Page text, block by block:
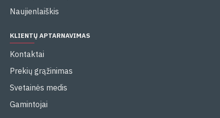
Naujienlaiškis
KLIENTŲ APTARNAVIMAS
Kontaktai
Prekių grąžinimas
Svetainės medis
Gamintojai